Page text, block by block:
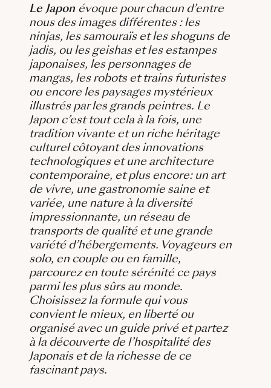
Le Japonévoque pour chacun d’entre
nous des images différentes : les
ninjas, les samouraïs et les shoguns de
jadis, ou les geishas et les estampes
japonaises, les personnages de
mangas, les robots et trains futuristes
ou encore les paysages mystérieux
illustrés par les grands peintres. Le
Japon c’est tout cela à la fois, une
tradition vivante et un riche héritage
culturel côtoyant des innovations
technologiques et une architecture
contemporaine, et plus encore: un art
de vivre, une gastronomie saine et
variée, une nature à la diversité
impressionnante, un réseau de
transports de qualité et une grande
variété d’hébergements. Voyageurs en
solo, en couple ou en famille,
parcourez en toute sérénité ce pays
parmi les plus sûrs au monde.
Choisissez la formule qui vous
convient le mieux, en liberté ou
organisé avec un guide privé et partez
à la découverte de l’hospitalité des
Japonais et de la richesse de ce
fascinant pays.